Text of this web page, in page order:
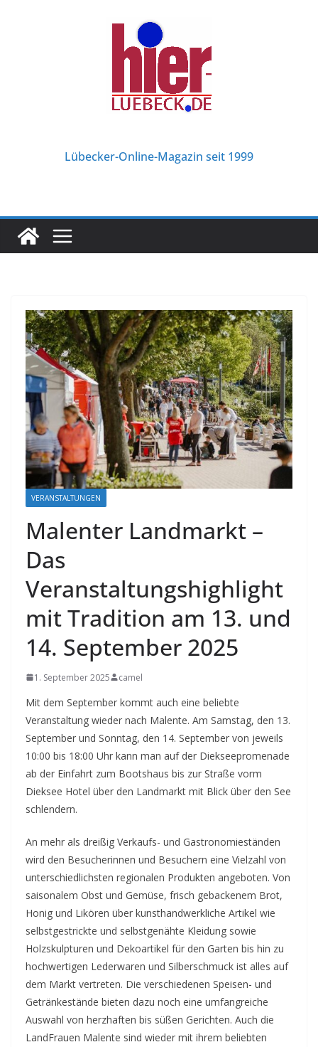
Lübecker-Online-Magazin seit 1999
VERANSTALTUNGEN
Malenter Landmarkt –
Das
Veranstaltungshighlight
mit Tradition am 13. und
14. September 2025
1. September 2025 camel
Mit dem September kommt auch eine beliebte
Veranstaltung wieder nach Malente. Am Samstag, den 13.
September und Sonntag, den 14. September von jeweils
10:00 bis 18:00 Uhr kann man auf der Diekseepromenade
ab der Einfahrt zum Bootshaus bis zur Straße vorm
Dieksee Hotel über den Landmarkt mit Blick über den See
schlendern.
An mehr als dreißig Verkaufs- und Gastronomieständen
wird den Besucherinnen und Besuchern eine Vielzahl von
unterschiedlichsten regionalen Produkten angeboten. Von
saisonalem Obst und Gemüse, frisch gebackenem Brot,
Honig und Likören über kunsthandwerkliche Artikel wie
selbstgestrickte und selbstgenähte Kleidung sowie
Holzskulpturen und Dekoartikel für den Garten bis hin zu
hochwertigen Lederwaren und Silberschmuck ist alles auf
dem Markt vertreten. Die verschiedenen Speisen- und
Getränkestände bieten dazu noch eine umfangreiche
Auswahl von herzhaften bis süßen Gerichten. Auch die
LandFrauen Malente sind wieder mit ihrem beliebten